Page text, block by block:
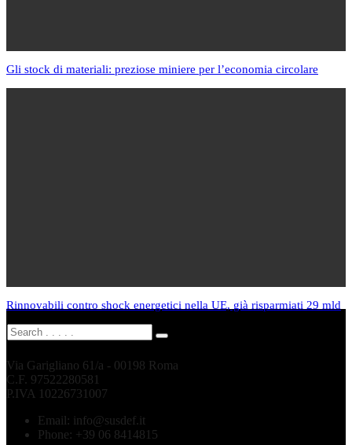
Gli stock di materiali: preziose miniere per l’economia circolare
Rinnovabili contro shock energetici nella UE, già risparmiati 29 mld
Via Garigliano 61/a - 00198 Roma
C.F. 97522280581
P.IVA 10226731007
Email: info@susdef.it
Phone: +39 06 8414815